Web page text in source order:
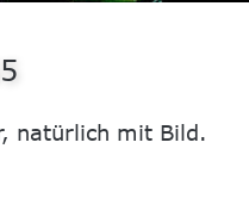
natürlich mit Bild.